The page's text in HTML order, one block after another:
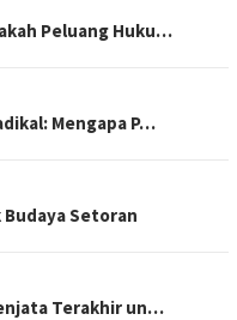
Peluang Huku…
Mengapa P…
Setoran
Terakhir un…